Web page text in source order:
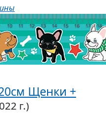
Щенки +
г.)